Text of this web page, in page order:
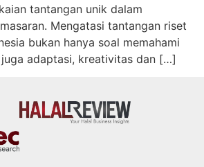
tantangan unik dalam
Mengatasi tantangan riset
bukan hanya soal memahami
adaptasi, kreativitas dan […]